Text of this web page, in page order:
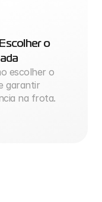
o
escolher o
garantir
na frota.